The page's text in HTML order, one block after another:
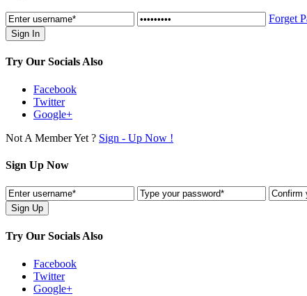
Forget
Try Our Socials Also
Facebook
Twitter
Google+
Not A Member Yet ? Sign - Up Now !
Sign Up Now
Try Our Socials Also
Facebook
Twitter
Google+